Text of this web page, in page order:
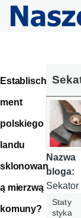
Przejdź do treści
Establisch
ment
polskiego
landu
sklonowan
ą mierzwą
komuny?
Nazwa
bloga:
Sekator
Staty
styka